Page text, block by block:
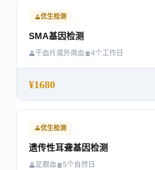
优生检测
SMA基因检测
干血片或外周血 4个工作日
¥1680
优生检测
遗传性耳聋基因检测
足跟血 5个自然日